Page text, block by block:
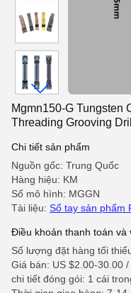
Mgmn150-G Tungsten
Threading Grooving
Chi tiết sản phẩm
Nguồn gốc: Trung Quốc
Hàng hiệu: KM
Số mô hình: MGGN
Tài liệu: Sổ tay sản phẩm
Điều khoản thanh toán và
Số lượng đặt hàng tối
Giá bán: US $2.00-30.00 /
chi tiết đóng gói: 1 cái